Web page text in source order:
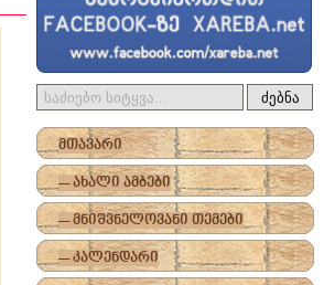
ძებნა
მთავარი
-- ახალი ამბები
-- მნიშვნელოვანი თემები
-- კალენდარი